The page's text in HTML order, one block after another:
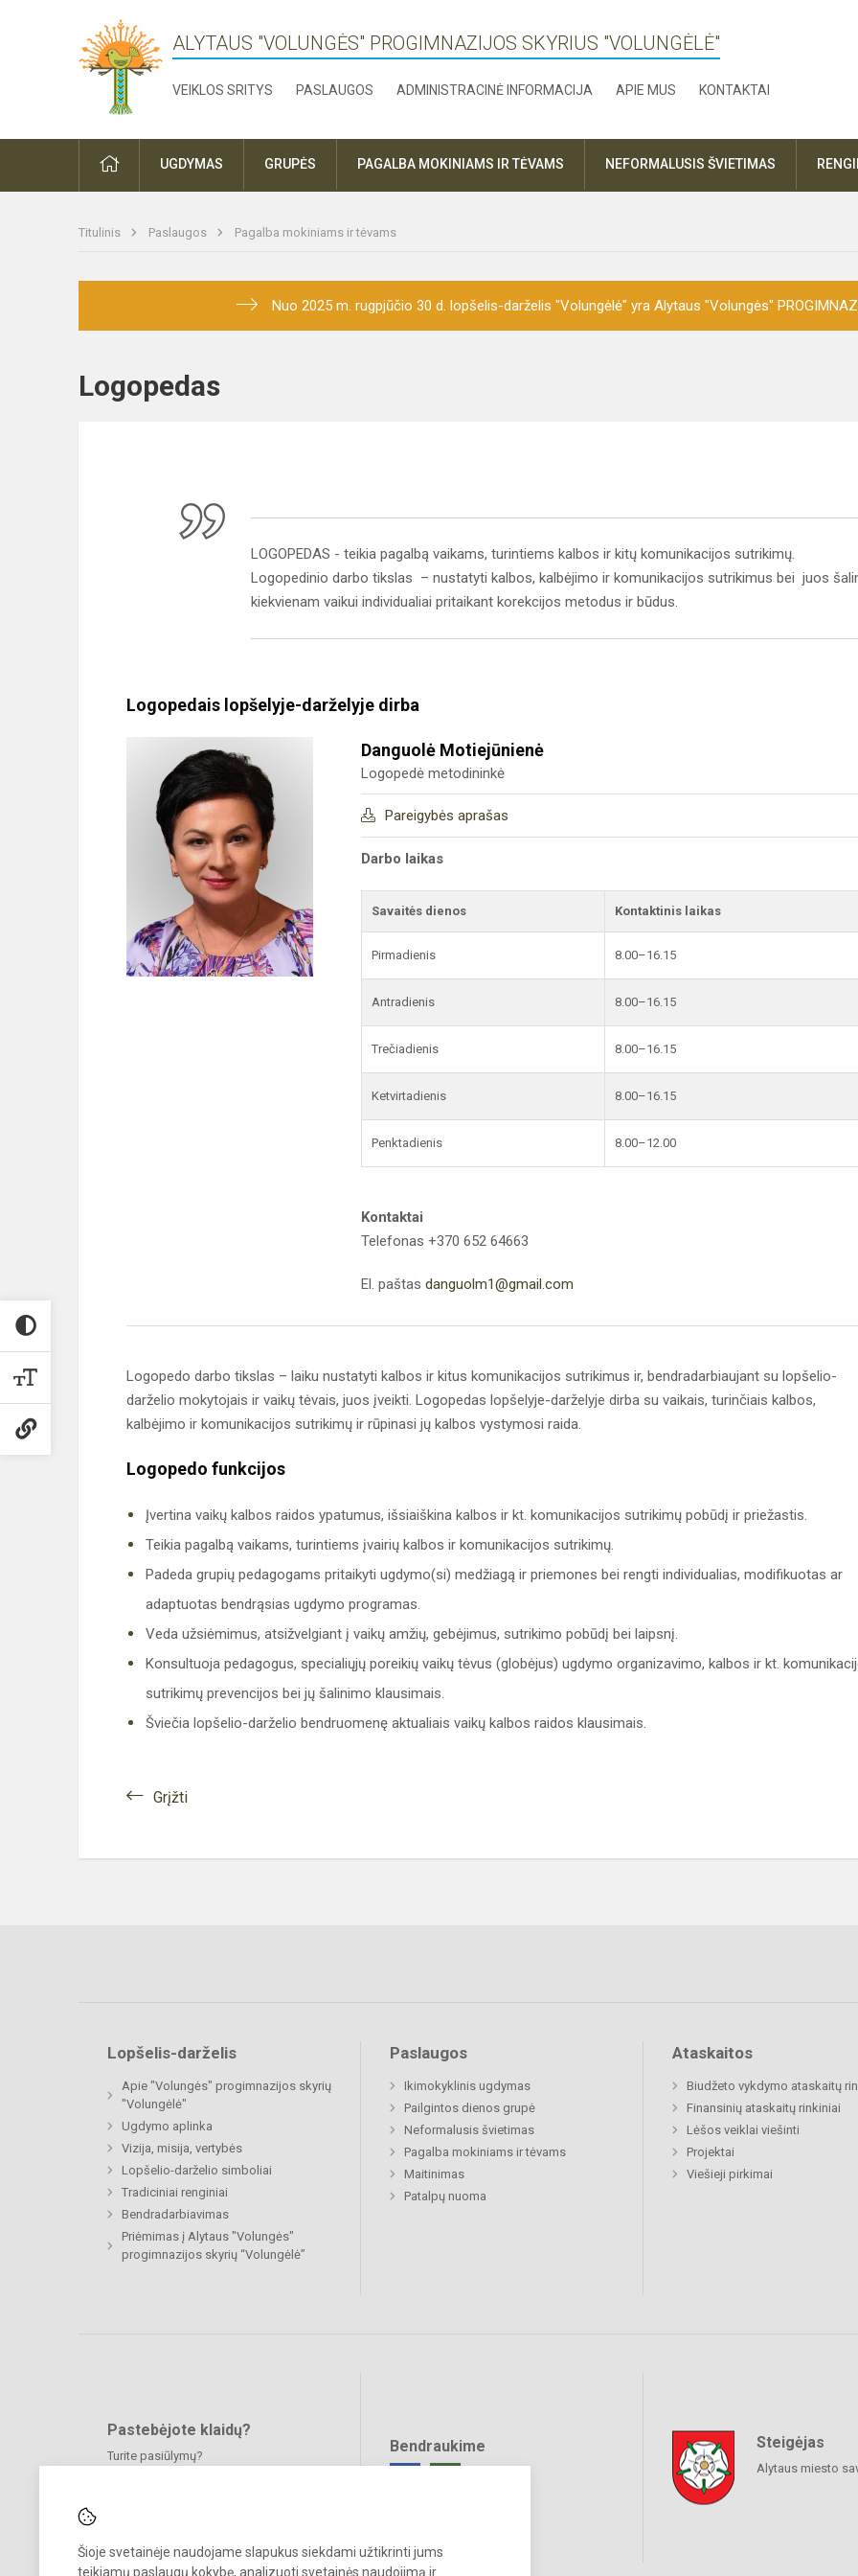
Šioje svetainėje naudojame slapukus siekdami užtikrinti jums
teikiamų paslaugų kokybę, analizuoti svetainės naudojimą ir
ALYTAUS "VOLUNGĖS" PROGIMNAZIJOS SKYRIUS "VOLUNGĖLĖ"
VEIKLOS SRITYS PASLAUGOS ADMINISTRACINĖ INFORMACIJA APIE MUS KONTAKTAI
PRADŽIAUGDYMAS GRUPĖS PAGALBA MOKINIAMS IR TĖVAMS NEFORMALUSIS ŠVIETIMAS
Titulinis Paslaugos Pagalba mokiniams ir tėvams
Nuo 2025 m. rugpjūčio 30 d. lopšelis-darželis "Volungėlė" yra Alytaus "Volungės"
Logopedas
LOGOPEDAS - teikia pagalbą vaikams, turintiems kalbos ir kitų komunikacijos sutrikimų.
Logopedinio darbo tikslas – nustatyti kalbos, kalbėjimo ir komunikacijos sutrikimus bei juos
kiekvienam vaikui individualiai pritaikant korekcijos metodus ir būdus.
Logopedais lopšelyje-darželyje dirba
Danguolė Motiejūnienė
Logopedė metodininkė
Pareigybės aprašas
Darbo laikas
Savaitės dienos Kontaktinis laikas
Pirmadienis 8.00–16.15
Antradienis 8.00–16.15
Trečiadienis 8.00–16.15
Ketvirtadienis 8.00–16.15
Penktadienis 8.00–12.00
Kontaktai
Telefonas +370 652 64663
El. paštas danguolm1@gmail.com
Logopedo darbo tikslas – laiku nustatyti kalbos ir kitus komunikacijos sutrikimus ir, bendradarbiaujant su lopšelio-
darželio mokytojais ir vaikų tėvais, juos įveikti. Logopedas lopšelyje-darželyje dirba su vaikais, turinčiais kalbos,
kalbėjimo ir komunikacijos sutrikimų ir rūpinasi jų kalbos vystymosi raida.
Logopedo funkcijos
Įvertina vaikų kalbos raidos ypatumus, išsiaiškina kalbos ir kt. komunikacijos sutrikimų pobūdį ir priežastis.
Teikia pagalbą vaikams, turintiems įvairių kalbos ir komunikacijos sutrikimų.
Padeda grupių pedagogams pritaikyti ugdymo(si) medžiagą ir priemones bei rengti individualias, modifikuotas ar
adaptuotas bendrąsias ugdymo programas.
Veda užsiėmimus, atsižvelgiant į vaikų amžių, gebėjimus, sutrikimo pobūdį bei laipsnį.
Konsultuoja pedagogus, specialiųjų poreikių vaikų tėvus (globėjus) ugdymo organizavimo, kalbos ir kt.
sutrikimų prevencijos bei jų šalinimo klausimais.
Šviečia lopšelio-darželio bendruomenę aktualiais vaikų kalbos raidos klausimais.
Grįžti
Lopšelis-darželis
Apie "Volungės" progimnazijos skyrių
"Volungėlė"
Ugdymo aplinka
Vizija, misija, vertybės
Lopšelio-darželio simboliai
Tradiciniai renginiai
Bendradarbiavimas
Priėmimas į Alytaus "Volungės"
progimnazijos skyrių “Volungėlė”
Paslaugos
Ikimokyklinis ugdymas
Pailgintos dienos grupė
Neformalusis švietimas
Pagalba mokiniams ir tėvams
Maitinimas
Patalpų nuoma
Ataskaitos
Biudžeto vykdymo ataskaitų
Finansinių ataskaitų rinkiniai
Lėšos veiklai viešinti
Projektai
Viešieji pirkimai
Pastebėjote klaidų?
Turite pasiūlymų?
Bendraukime Steigėjas
Alytaus miesto